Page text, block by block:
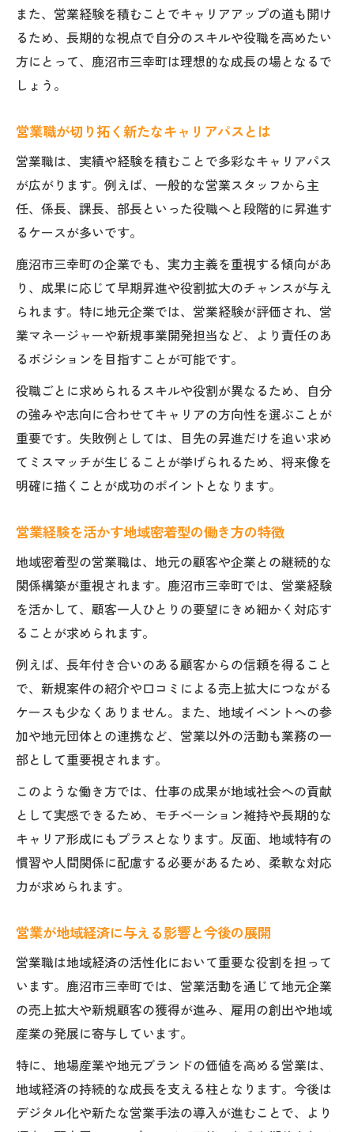
営業職から管理職へ進むための準備とは
営業キャリアアップを成功させる転職活動
鹿沼市三幸町の営業市場動向を徹底解説
営業職が注目される業界別の求人特徴
営業市場で求められるスキルと人材像
地域で働く営業のメリットを再発見
営業の地域密着型キャリアの魅力を解説
営業職で得る生活環境とワークライフバラ
ンス
営業経験が地域活性化に繋がる理由
営業経験を活かせる役職別のポイント
営業経験を最大限活かす役職選択のコツ
営業役職ごとに必要なスキルと成長戦略
営業経験者が挑戦しやすい職種の特徴
営業経験を転職市場で活かすポイント
また、営業経験を積むことでキャリアアップの道も開け
るため、長期的な視点で自分のスキルや役職を高めたい
方にとって、鹿沼市三幸町は理想的な成長の場となるで
しょう。
営業職が切り拓く新たなキャリアパスとは
営業職は、実績や経験を積むことで多彩なキャリアパス
が広がります。例えば、一般的な営業スタッフから主
任、係長、課長、部長といった役職へと段階的に昇進す
るケースが多いです。
鹿沼市三幸町の企業でも、実力主義を重視する傾向があ
り、成果に応じて早期昇進や役割拡大のチャンスが与え
られます。特に地元企業では、営業経験が評価され、営
業マネージャーや新規事業開発担当など、より責任のあ
るポジションを目指すことが可能です。
役職ごとに求められるスキルや役割が異なるため、自分
の強みや志向に合わせてキャリアの方向性を選ぶことが
重要です。失敗例としては、目先の昇進だけを追い求め
てミスマッチが生じることが挙げられるため、将来像を
明確に描くことが成功のポイントとなります。
営業経験を活かす地域密着型の働き方の特徴
地域密着型の営業職は、地元の顧客や企業との継続的な
関係構築が重視されます。鹿沼市三幸町では、営業経験
を活かして、顧客一人ひとりの要望にきめ細かく対応す
ることが求められます。
例えば、長年付き合いのある顧客からの信頼を得ること
で、新規案件の紹介や口コミによる売上拡大につながる
ケースも少なくありません。また、地域イベントへの参
加や地元団体との連携など、営業以外の活動も業務の一
部として重要視されます。
このような働き方では、仕事の成果が地域社会への貢献
として実感できるため、モチベーション維持や長期的な
キャリア形成にもプラスとなります。反面、地域特有の
慣習や人間関係に配慮する必要があるため、柔軟な対応
力が求められます。
営業が地域経済に与える影響と今後の展開
営業職は地域経済の活性化において重要な役割を担って
います。鹿沼市三幸町では、営業活動を通じて地元企業
の売上拡大や新規顧客の獲得が進み、雇用の創出や地域
産業の発展に寄与しています。
特に、地場産業や地元ブランドの価値を高める営業は、
地域経済の持続的な成長を支える柱となります。今後は
デジタル化や新たな営業手法の導入が進むことで、より